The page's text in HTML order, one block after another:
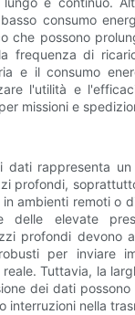
consumo
che possono
frequenza di
e il consumo
l'utilità e
missioni e
dati rappresenta
profondi,
ambienti remoti o
delle elevate
profondi devono
per inviare
Tuttavia, la
dei dati
interruzioni nella